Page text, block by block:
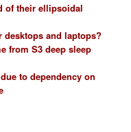
of their ellipsoidal
desktops and laptops?
from S3 deep sleep
to dependency on